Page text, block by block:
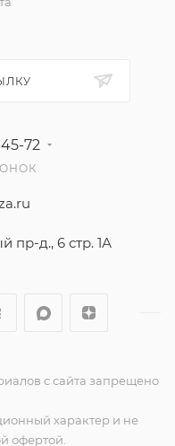
72
пр-д., 6 стр. 1А
с сайта запрещено
характер и не
офертой.